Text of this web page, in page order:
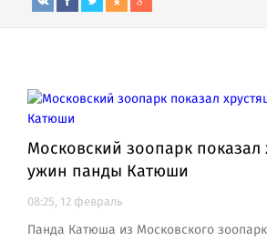
Московский зоопарк показал
ужин панды Катюши
08:25, 12 февраль
Панда Катюша из Московского